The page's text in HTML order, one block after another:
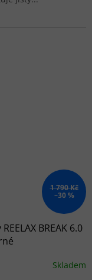
1 790 Kč
–30 %
BREAK 6.0
Skladem